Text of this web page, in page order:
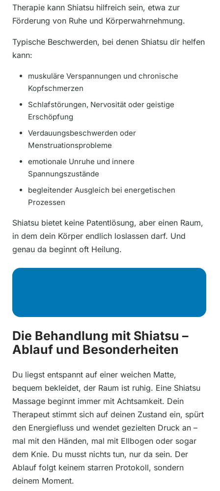
Therapie kann Shiatsu hilfreich sein, etwa zur
Förderung von Ruhe und Körperwahrnehmung.
Typische Beschwerden, bei denen Shiatsu dir helfen
kann:
muskuläre Verspannungen und chronische
Kopfschmerzen
Schlafstörungen, Nervosität oder geistige
Erschöpfung
Verdauungsbeschwerden oder
Menstruationsprobleme
emotionale Unruhe und innere
Spannungszustände
begleitender Ausgleich bei energetischen
Prozessen
Shiatsu bietet keine Patentlösung, aber einen Raum,
in dem dein Körper endlich loslassen darf. Und
genau da beginnt oft Heilung.
Die Behandlung mit Shiatsu –
Ablauf und Besonderheiten
Du liegst entspannt auf einer weichen Matte,
bequem bekleidet, der Raum ist ruhig. Eine Shiatsu
Massage beginnt immer mit Achtsamkeit. Dein
Therapeut stimmt sich auf deinen Zustand ein, spürt
den Energiefluss und wendet gezielten Druck an –
mal mit den Händen, mal mit Ellbogen oder sogar
dem Knie. Du musst nichts tun, nur da sein. Der
Ablauf folgt keinem starren Protokoll, sondern
deinem Moment.